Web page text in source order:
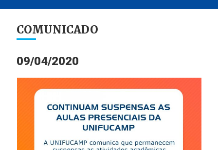
COMUNICADO
09/04/2020